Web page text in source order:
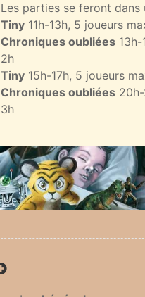
Les parties se feront dans
Tiny 11h-13h, 5 joueurs
Chroniques oubliées
2h
Tiny 15h-17h, 5 joueurs
Chroniques oubliées
3h